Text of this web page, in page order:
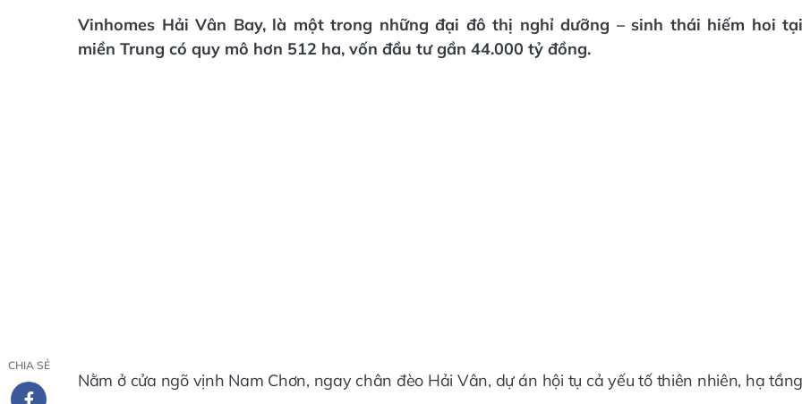
Vinhomes Hải Vân Bay, là một trong những đại đô thị nghỉ dưỡng – sinh thái hiếm hoi tại
miền Trung có quy mô hơn 512 ha, vốn đầu tư gần 44.000 tỷ đồng.
CHIA SẺ
Nằm ở cửa ngõ vịnh Nam Chơn, ngay chân đèo Hải Vân, dự án hội tụ cả yếu tố thiên nhiên, hạ tầng